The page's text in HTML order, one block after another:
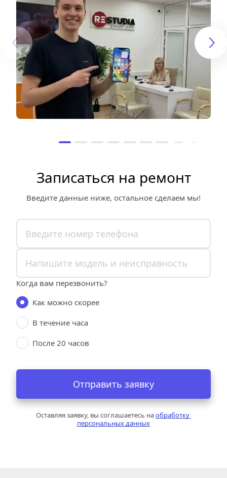
Записаться на ремонт
Введите данные ниже, остальное сделаем мы!
Когда вам перезвонить?
Как можно скорее
В течение часа
После 20 часов
Отправить заявку
Оставляя заявку, вы соглашаетесь на обработку
персональных данных